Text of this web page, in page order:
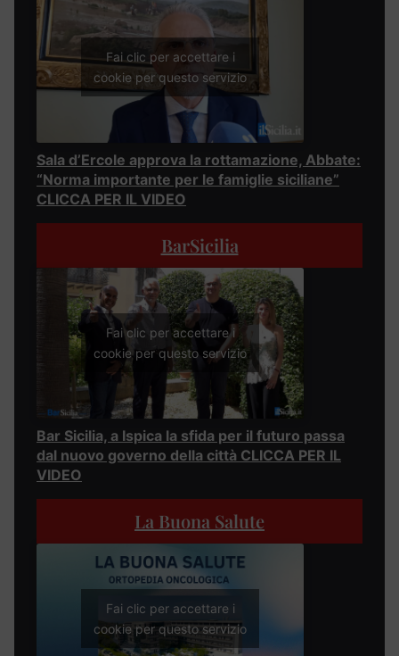
Fai clic per accettare i
cookie per questo servizio
Sala d’Ercole approva la rottamazione, Abbate:
“Norma importante per le famiglie siciliane”
CLICCA PER IL VIDEO
BarSicilia
Fai clic per accettare i
cookie per questo servizio
Bar Sicilia, a Ispica la sfida per il futuro passa
dal nuovo governo della città CLICCA PER IL
VIDEO
La Buona Salute
Fai clic per accettare i
cookie per questo servizio